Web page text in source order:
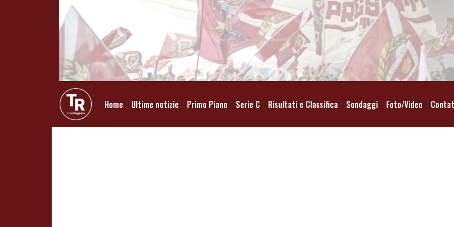
Home Ultime notizie Primo Piano Serie C Risultati e Classifica Sondaggi Foto/Video